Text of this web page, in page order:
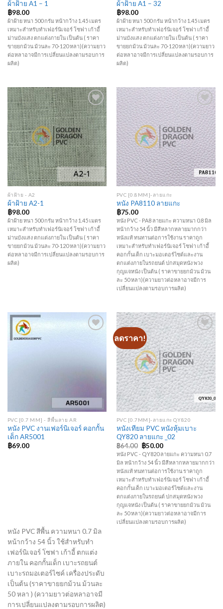
ผ้าฝ้าย A1 – 1
฿98.00
ผ้าฝ้าย หนา 500 กรัม หน้ากว้าง 1.45 เมตร
เหมาะสำหรับทำเฟอร์นิเจอร์ โซฟา เก้าอี้
ม่านบังแสง ตกแต่งภายใน เป็นต้น ( ราคา
ขายยกม้วน ม้วนละ 70-120 หลา)(ความยาว
ต่อหลาอาจมีการเปลี่ยนแปลงตามรอบการ
ผลิต)
ผ้าฝ้าย A1 – 32
฿98.00
ผ้าฝ้าย หนา 500 กรัม หน้ากว้าง 1.45 เมตร
เหมาะสำหรับทำเฟอร์นิเจอร์ โซฟา เก้าอี้
ม่านบังแสง ตกแต่งภายใน เป็นต้น ( ราคา
ขายยกม้วน ม้วนละ 70-120 หลา)(ความยาว
ต่อหลาอาจมีการเปลี่ยนแปลงตามรอบการ
ผลิต)
Add to
Wishlist
ผ้าฝ้าย - A2
ผ้าฝ้าย A2-1
฿98.00
ผ้าฝ้าย หนา 500 กรัม หน้ากว้าง 1.45 เมตร
เหมาะสำหรับทำเฟอร์นิเจอร์ โซฟา เก้าอี้
ม่านบังแสง ตกแต่งภายใน เป็นต้น ( ราคา
ขายยกม้วน ม้วนละ 70-120 หลา)(ความยาว
ต่อหลาอาจมีการเปลี่ยนแปลงตามรอบการ
ผลิต)
Add to
Wishlist
PVC [0.8MM]-ลายแกะ
หนัง PA8110 ลายแกะ
฿75.00
หนัง PVC - PA8 ลายแกะ ความหนา 0.8 มิล
หน้ากว้าง 54 นิ้ว มีสีหลากหลายมากกว่า
หนังแท้ ทนทานต่อการใช้งาน ราคาถูก
เหมาะสำหรับทำเฟอร์นิเจอร์ โซฟา เก้าอี้
คอกกั้นเด็ก เบาะมอเตอร์ไซด์และงาน
ตกแต่งภายในรถยนต์ ปกสมุดหนัง พวง
กุญแจหนัง เป็นต้น ( ราคาขายยกม้วน ม้วน
ละ 50 หลา)(ความยาวต่อหลาอาจมีการ
เปลี่ยนแปลงตามรอบการผลิต)
PVC [0.7 MM] - สีพื้นลาย AR
หนัง PVC งานเฟอร์นิเจอร์ คอกกั้น
เด็ก AR5001
฿69.00
หนัง PVC สีพื้น ความหนา 0.7 มิล
หน้ากว้าง 54 นิ้ว ใช้สำหรับทำ
เฟอร์นิเจอร์ โซฟา เก้าอี้ ตกแต่ง
ภายใน คอกกั้นเด็ก เบาะรถยนต์
เบาะรถมอเตอร์ไซค์ เครื่องประดับ
เป็นต้น (ราคาขายยกม้วน ม้วนละ
50 หลา ) (ความยาวต่อหลาอาจมี
การเปลี่ยนแปลงตามรอบการผลิต)
ลดราคา!
Add to
Wishlist
PVC [0.7MM]-ลายแกะ QY820
หนังเทียม PVC หนังหุ้มเบาะ
QY820 ลายแกะ _02
฿64.00 Original
price
was:
฿64.00.
฿50.00Current
price
is:
฿50.00.
หนัง PVC - QY820 ลายแกะ ความหนา 0.7
มิล หน้ากว้าง 54 นิ้ว มีสีหลากหลายมากกว่า
หนังแท้ ทนทานต่อการใช้งาน ราคาถูก
เหมาะสำหรับทำเฟอร์นิเจอร์ โซฟา เก้าอี้
คอกกั้นเด็ก เบาะมอเตอร์ไซด์และงาน
ตกแต่งภายในรถยนต์ ปกสมุดหนัง พวง
กุญแจหนัง เป็นต้น ( ราคาขายยกม้วน ม้วน
ละ 50 หลา)(ความยาวต่อหลาอาจมีการ
เปลี่ยนแปลงตามรอบการผลิต)